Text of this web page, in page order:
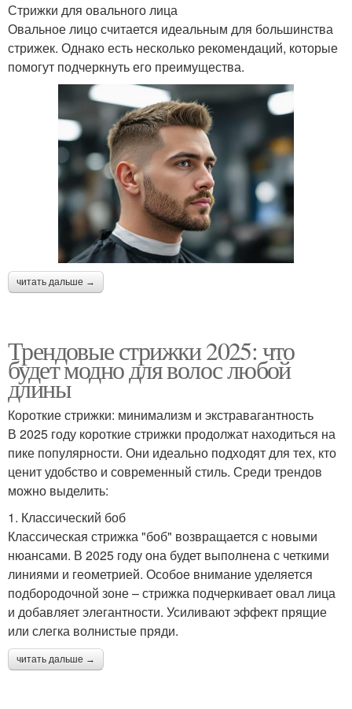
Стрижки для овального лица
Овальное лицо считается идеальным для большинства
стрижек. Однако есть несколько рекомендаций, которые
помогут подчеркнуть его преимущества.
читать дальше →
Трендовые стрижки 2025: что
будет модно для волос любой
длины
Короткие стрижки: минимализм и экстравагантность
В 2025 году короткие стрижки продолжат находиться на
пике популярности. Они идеально подходят для тех, кто
ценит удобство и современный стиль. Среди трендов
можно выделить:
1. Классический боб
Классическая стрижка "боб" возвращается с новыми
нюансами. В 2025 году она будет выполнена с четкими
линиями и геометрией. Особое внимание уделяется
подбородочной зоне – стрижка подчеркивает овал лица
и добавляет элегантности. Усиливают эффект прящие
или слегка волнистые пряди.
читать дальше →